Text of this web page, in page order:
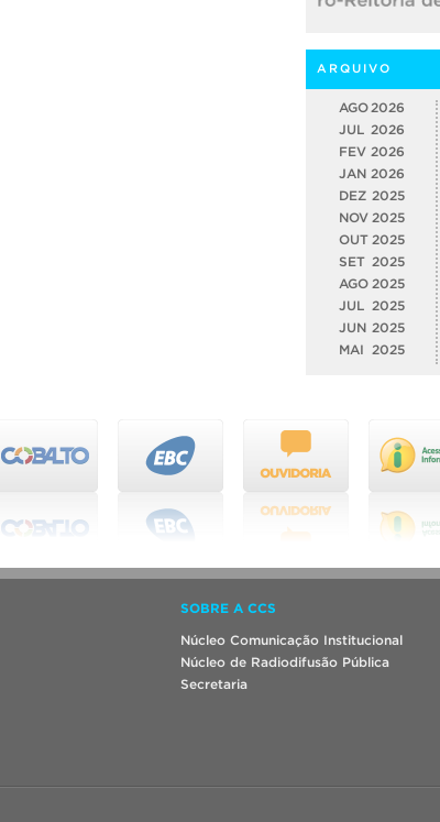
ARQUIVO
AGO 2026
JUL 2026
FEV 2026
JAN 2026
DEZ 2025
NOV 2025
OUT 2025
SET 2025
AGO 2025
JUL
2025
JUN 2025
MAI
2025
SOBRE A CCS
Núcleo Comunicação Institucional
Núcleo de Radiodifusão Pública
Secretaria